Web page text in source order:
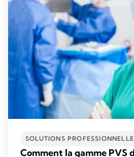
SOLUTIONS
Comment la gamme PVS